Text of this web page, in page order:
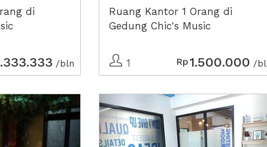
di
/bln
Ruang Kantor 1 Orang di
Gedung Chic's Music
1 Rp1.500.000 /
Next2 Previous